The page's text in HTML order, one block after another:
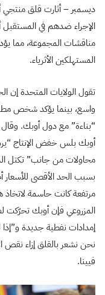
ديسمبر – أثارت قلق
الإجراء ضدهم في
مناقشات المجموعة، مما
المستهلكين الأثرياء.
تقول الولايات المتحدة إن
واسع، بينما يؤكد شخص
“بناءة” مع دول أوبك.
أوبك بلس خفض الإنتاج
محاولات من جانب” تكتل
بسبب الحد الأقصى للأسعار
مرتفعة كانت حاسمة لاتخاذ
المزروعي فإن أوبك تحرّكت
إمدادات نفطية جديدة
نحن نشعر بالقلق إزاء نقص
فيينا.